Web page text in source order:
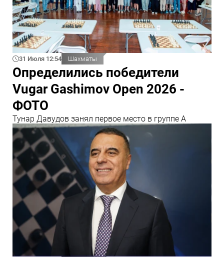
31 Июля 12:54 Шахматы
Определились победители
Vugar Gashimov Open 2026 -
ФОТО
Тунар Давудов занял первое место в группе А